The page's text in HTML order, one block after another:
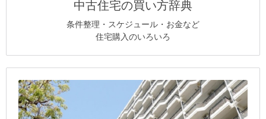
中古住宅の買い方辞典
条件整理・スケジュール・お金など
住宅購入のいろいろ